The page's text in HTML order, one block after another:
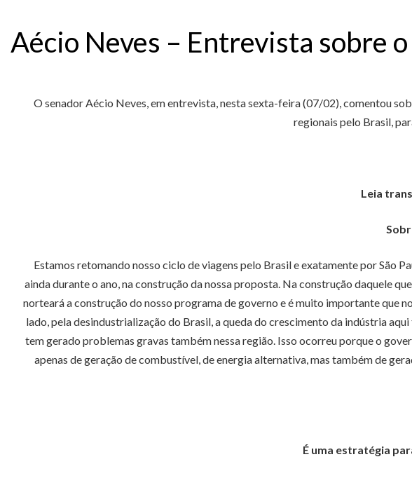
Aécio Neves – Entrevista sobre
O senador Aécio Neves, em entrevista, nesta sexta-feira (07/02), comentou
regionais pelo Brasil,
Leia
Estamos retomando nosso ciclo de viagens pelo Brasil e exatamente por São
ainda durante o ano, na construção da nossa proposta. Na construção daquele
norteará a construção do nosso programa de governo e é muito importante que
lado, pela desindustrialização do Brasil, a queda do crescimento da indústria
tem gerado problemas gravas também nessa região. Isso ocorreu porque o
apenas de geração de combustível, de energia alternativa, mas também de
É uma estratégia